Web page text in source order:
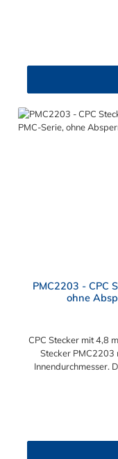
mit dem O-Ring, hat
PMC2203 - CPC
ohne
CPC Stecker mit 4,8
Stecker PMC2203
Innendurchmesser.
Kupplungen der